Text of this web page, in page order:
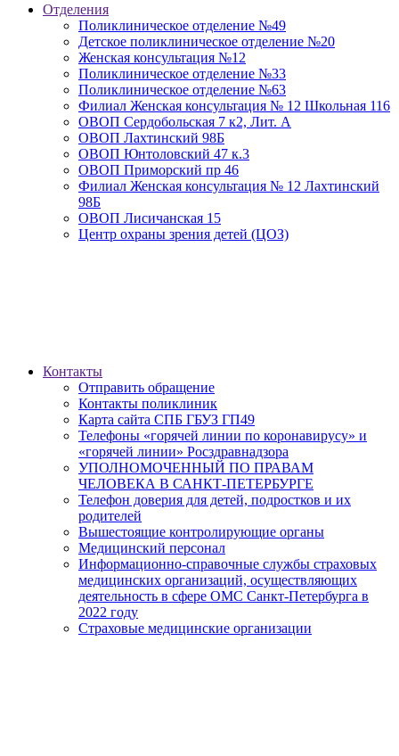
Отделения
Поликлиническое отделение №49
Детское поликлиническое отделение №20
Женская консультация №12
Поликлиническое отделение №33
Поликлиническое отделение №63
Филиал Женская консультация № 12 Школьная 116
ОВОП Сердобольская 7 к2, Лит. А
ОВОП Лахтинский 98Б
ОВОП Юнтоловский 47 к.3
ОВОП Приморский пр 46
Филиал Женская консультация № 12 Лахтинский
98Б
ОВОП Лисичанская 15
Центр охраны зрения детей (ЦОЗ)
Контакты
Отправить обращение
Контакты поликлиник
Карта сайта СПБ ГБУЗ ГП49
Телефоны «горячей линии по коронавирусу» и
«горячей линии» Росздравнадзора
УПОЛНОМОЧЕННЫЙ ПО ПРАВАМ
ЧЕЛОВЕКА В САНКТ-ПЕТЕРБУРГЕ
Телефон доверия для детей, подростков и их
родителей
Вышестоящие контролирующие органы
Медицинский персонал
Информационно-справочные службы страховых
медицинских организаций, осуществляющих
деятельность в сфере ОМС Санкт-Петербурга в
2022 году
Страховые медицинские организации